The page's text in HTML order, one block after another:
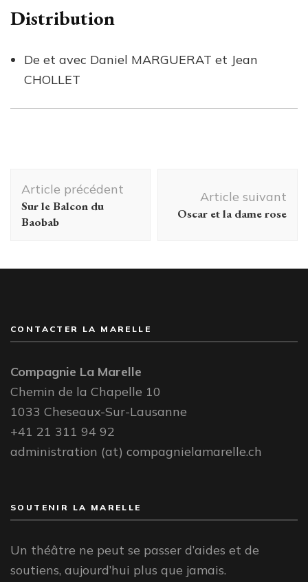
Distribution
De et avec Daniel MARGUERAT et Jean
CHOLLET
d'article
Article précédent
Sur le Balcon du
Baobab
Article suivant
Oscar et la dame rose
CONTACTER LA MARELLE
Compagnie La Marelle
Chemin de la Chapelle 10
1033 Cheseaux-Sur-Lausanne
+41 21 311 94 92
administration (at) compagnielamarelle.ch
SOUTENIR LA MARELLE
Un théâtre ne peut se passer d’aides et de
soutiens, aujourd’hui plus que jamais.